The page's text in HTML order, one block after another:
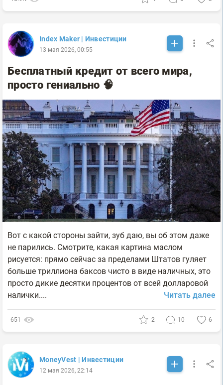
Index Maker | Инвестиции
13 мая 2026, 00:55
Бесплатный кредит от всего мира,
просто гениально 🧠
Вот с какой стороны зайти, зуб даю, вы об этом даже
не парились. Смотрите, какая картина маслом
рисуется: прямо сейчас за пределами Штатов гуляет
больше триллиона баксов чисто в виде наличных, это
просто дикие десятки процентов от всей долларовой
налички....
Читать далее
651 2 10 6
MoneyVest | Инвестиции
12 мая 2026, 22:14